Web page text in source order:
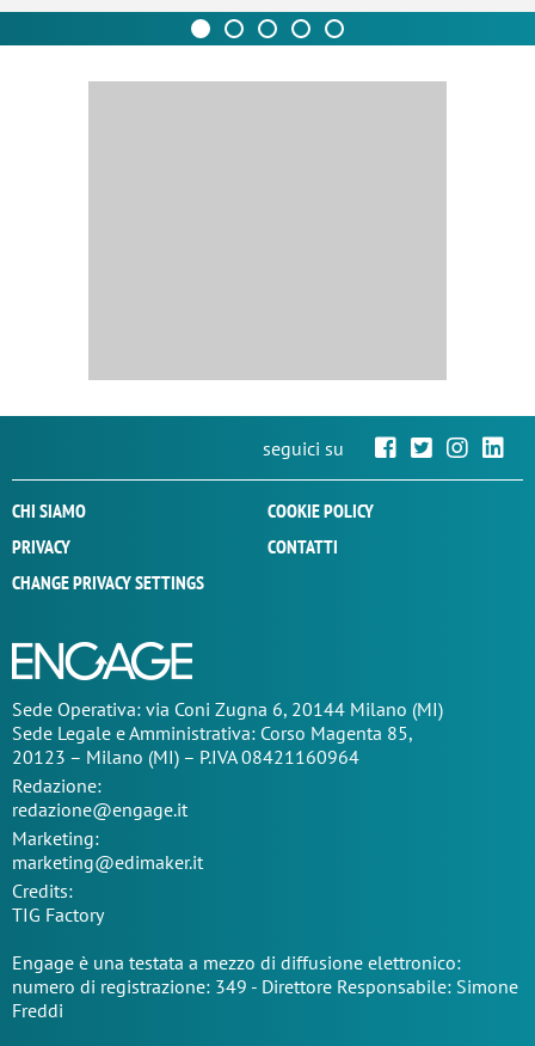
seguici su
CHI SIAMO
COOKIE POLICY
PRIVACY
CONTATTI
CHANGE PRIVACY SETTINGS
Sede Operativa: via Coni Zugna 6, 20144 Milano (MI)
Sede Legale e Amministrativa: Corso Magenta 85,
20123 – Milano (MI) – P.IVA 08421160964
Redazione:
redazione@engage.it
Marketing:
marketing@edimaker.it
Credits:
TIG Factory
Engage è una testata a mezzo di diffusione elettronico:
numero di registrazione: 349 - Direttore Responsabile: Simone
Freddi